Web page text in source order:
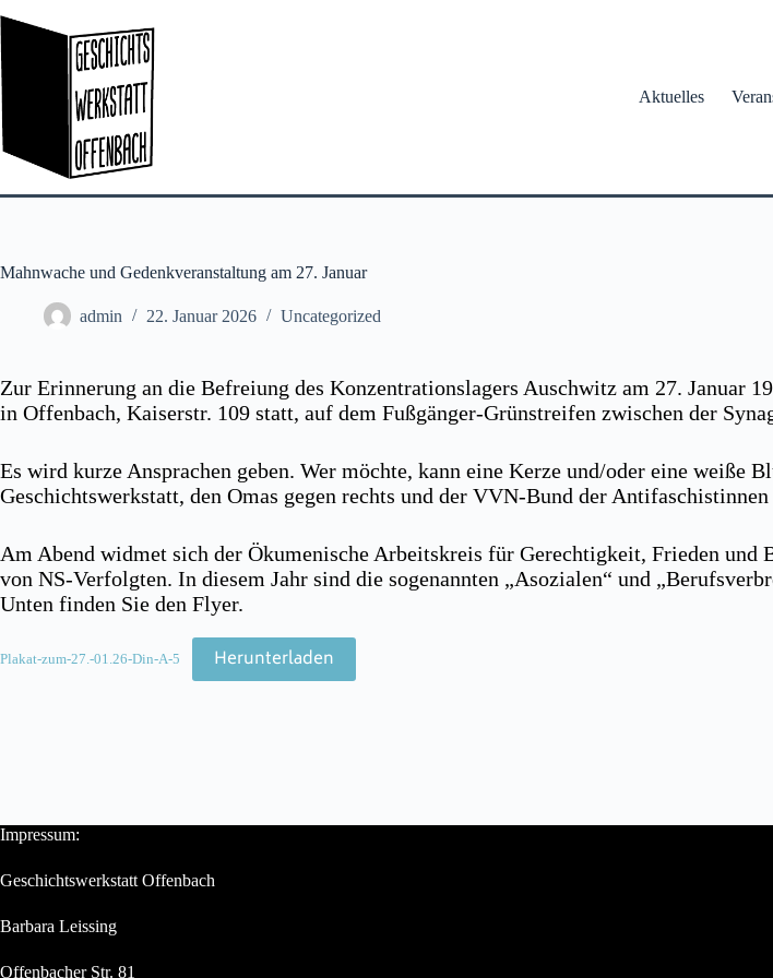
Inhalt
springen
Aktuelles
Mahnwache und Gedenkveranstaltung am 27. Januar
admin 22. Januar 2026 Uncategorized
Zur Erinnerung an die Befreiung des Konzentrationslagers Auschwitz am 27. Januar
in Offenbach, Kaiserstr. 109 statt, auf dem Fußgänger-Grünstreifen zwischen der
Es wird kurze Ansprachen geben. Wer möchte, kann eine Kerze und/oder eine
Geschichtswerkstatt, den Omas gegen rechts und der VVN-Bund der
Am Abend widmet sich der Ökumenische Arbeitskreis für Gerechtigkeit, Frieden und
von NS-Verfolgten. In diesem Jahr sind die sogenannten „Asozialen“ und
Unten finden Sie den Flyer.
Plakat-zum-27.-01.26-Din-A-5 Herunterladen
Impressum:
Geschichtswerkstatt Offenbach
Barbara Leissing
Offenbacher Str. 81